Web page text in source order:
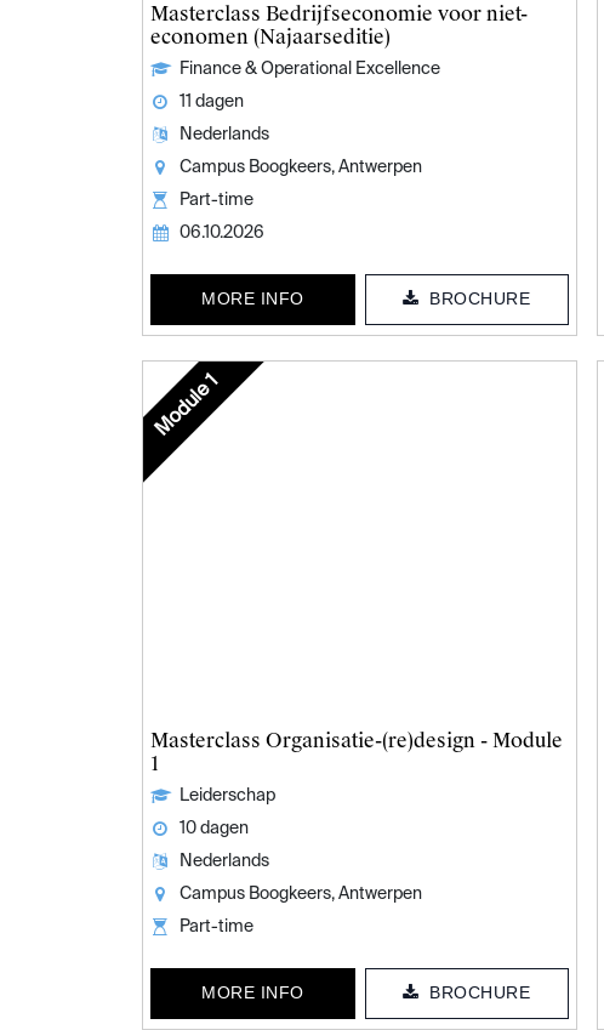
Masterclass Bedrijfseconomie voor niet-
economen (Najaarseditie)
Finance & Operational Excellence
11 dagen
Nederlands
Campus Boogkeers, Antwerpen
Part-time
06.10.2026
MORE INFO BROCHURE
Module 1
Masterclass Organisatie-(re)design - Module
1
Leiderschap
10 dagen
Nederlands
Campus Boogkeers, Antwerpen
Part-time
MORE INFO BROCHURE